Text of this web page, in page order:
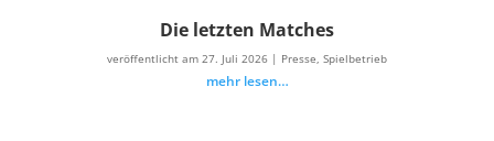
Die letzten Matches
veröffentlicht am 27. Juli 2026 | Presse, Spielbetrieb
mehr lesen…